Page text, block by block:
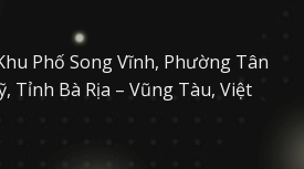
Phố Song Vĩnh, Phường Tân
Tỉnh Bà Rịa – Vũng Tàu, Việt